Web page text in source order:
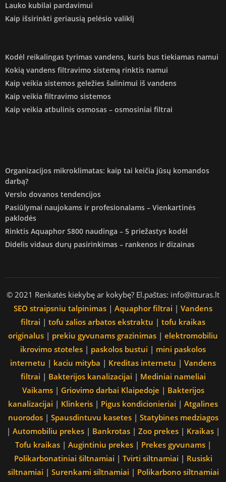
Lauko kubilai pardavimui
Kaip išsirinkti geriausią pelėsio valiklį
Kodėl reikalingas tyrimas vandens, kuris bus tiekiamas namui
Kokią vandens filtravimo sistemą rinktis namui
Kaip veikia sistemos geležies šalinimui iš vandens
Kaip veikia filtravimo sistemos
Kaip veikia atbulinis osmosas – osmosiniai filtrai
Organizacijos mikroklimatas: kaip tai keičia jūsų komandos
darbą?
Verslo dovanos tendencijos
Pasiūlymai naujokams ir profesionalams – Vienkartinės
paklodės
Rinktis Aquaphor S800 naudinga – 5 priežastys kodėl
Didelis vidaus durų pasirinkimas – rankenos ir dizainas
© 2021 Renkatės kiekybę ar kokybę? El.paštas: info@itturas.lt
SEO straipsniu talpinimas | Aquaphor filtrai | Vandens
filtrai | tofu zalios arbatos ekstraktu | tofu kraikas
originalus | prekiu gyvunams grazinimas | elektromobiliu
ikrovimo stoteles | paskolos bustui | mini paskolos
internetu | kaciu mityba | Kreditas internetu | Vandens
filtrai | Bakterijos kanalizacijai | Mediniai nameliai
Vaikams| Griovimo darbai Klaipedoje | Bakterijos
kanalizacijai | Klinkeris | Pigus kondicionieriai | Atgalines
nuorodos| Spausdintuvu kasetes| Statybines medziagos
| Automobiliu prekes| Bankrotas| Zoo prekes| Kraikas|
Tofu kraikas| Augintiniu prekes| Prekes gyvunams|
Polikarbonatiniai šiltnamiai | Tvirti siltnamiai | Rusiski
siltnamiai | Surenkami siltnamiai | Polikarbono siltnamiai